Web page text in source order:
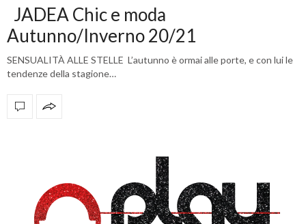
JADEA Chic e moda
Autunno/Inverno 20/21
SENSUALITÀ ALLE STELLE L’autunno è ormai alle porte, e con lui le
tendenze della stagione…